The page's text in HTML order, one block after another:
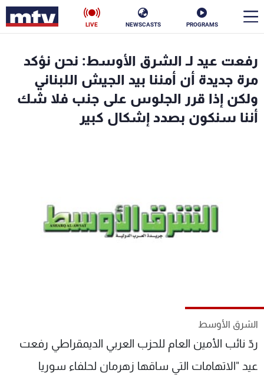
PROGRAMS
NEWSCASTS
LIVE
رفعت عيد لـ الشرق الأوسط: نحن نؤكد
مرة جديدة أن أمننا بيد الجيش اللبناني
ولكن إذا قرر الجلوس على جنب فلا شك
أننا سنكون بصدد إشكال كبير
الشرق الأوسط
ردّ نائب الأمين العام للحزب العربي الديمقراطي رفعت
عيد "الاتهامات التي ساقها زهرمان لحلفاء سوريا
الأخبار
سياسة ناس
الإنـتـاج
تواصل معنا
سياسة الخصوصية